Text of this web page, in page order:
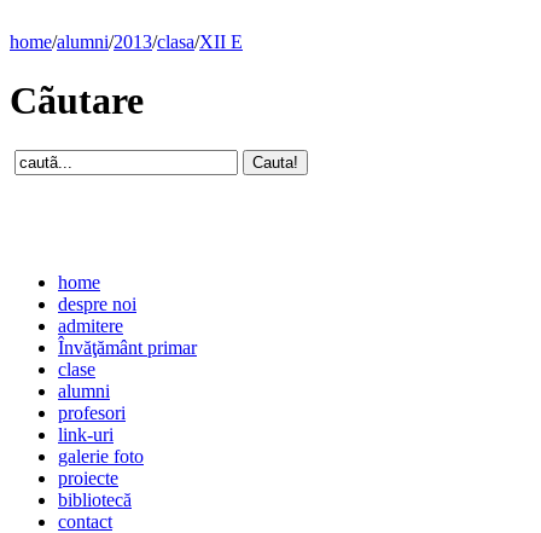
home/alumni/2013/clasa/XII E
Cãutare
home
despre noi
admitere
Învăţământ primar
clase
alumni
profesori
link-uri
galerie foto
proiecte
bibliotecă
contact